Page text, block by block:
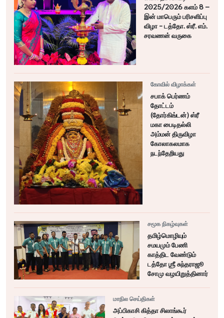
2025/2026 களம் 8 –
இன் மாபெரும் பரிசளிப்பு
விழா - டத்தோ. ஸ்ரீ. எம்.
சரவணன் வருகை
கோவில் விழாக்கள்
சபாக் பெர்ணம்
தோட்டம்
(தோர்கிங்டன்) ஸ்ரீ
மகா பைடிதல்லி
அம்மன் திருவிழா
கோலாகலமாக
நடந்தேறியது
சமூக நிகழ்வுகள்
தமிழ்மொழியும்
சமயமும் பேணி
காத்திட வேண்டும்
டத்தோ ஶ்ரீ சுந்தராஜூ
சோமு வழயிறுத்தினார்
மாநில செய்திகள்
அப்பிகாசி கித்தா சிலாங்கூர்